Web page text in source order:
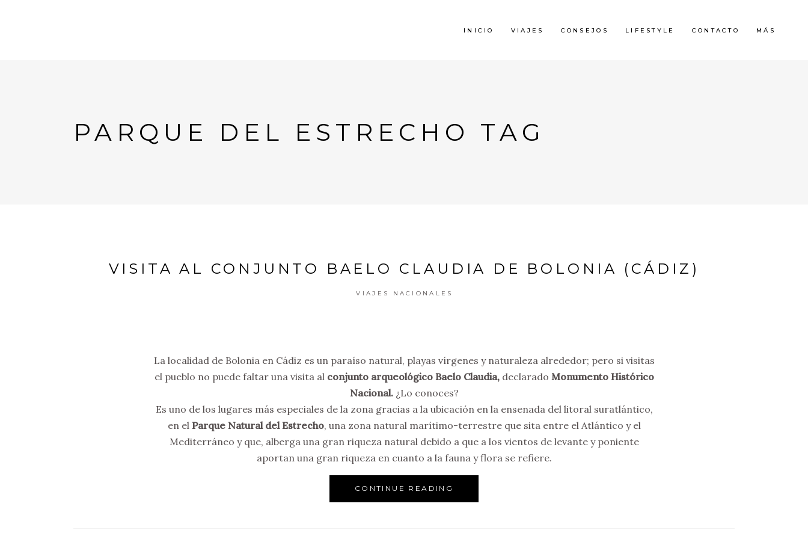
INICIO VIAJES CONSEJOS LIFESTYLE CONTACTO MÁS
PARQUE DEL ESTRECHO TAG
VISITA AL CONJUNTO BAELO CLAUDIA DE BOLONIA (CÁDIZ)
VIAJES NACIONALES
La localidad de Bolonia en Cádiz es un paraíso natural, playas vírgenes y naturaleza alrededor; pero si visitas
el pueblo no puede faltar una visita al conjunto arqueológico Baelo Claudia, declarado Monumento Histórico
Nacional. ¿Lo conoces?
Es uno de los lugares más especiales de la zona gracias a la ubicación en la ensenada del litoral suratlántico,
en el Parque Natural del Estrecho, una zona natural marítimo-terrestre que sita entre el Atlántico y el
Mediterráneo y que, alberga una gran riqueza natural debido a que a los vientos de levante y poniente
aportan una gran riqueza en cuanto a la fauna y flora se refiere.
CONTINUE READING